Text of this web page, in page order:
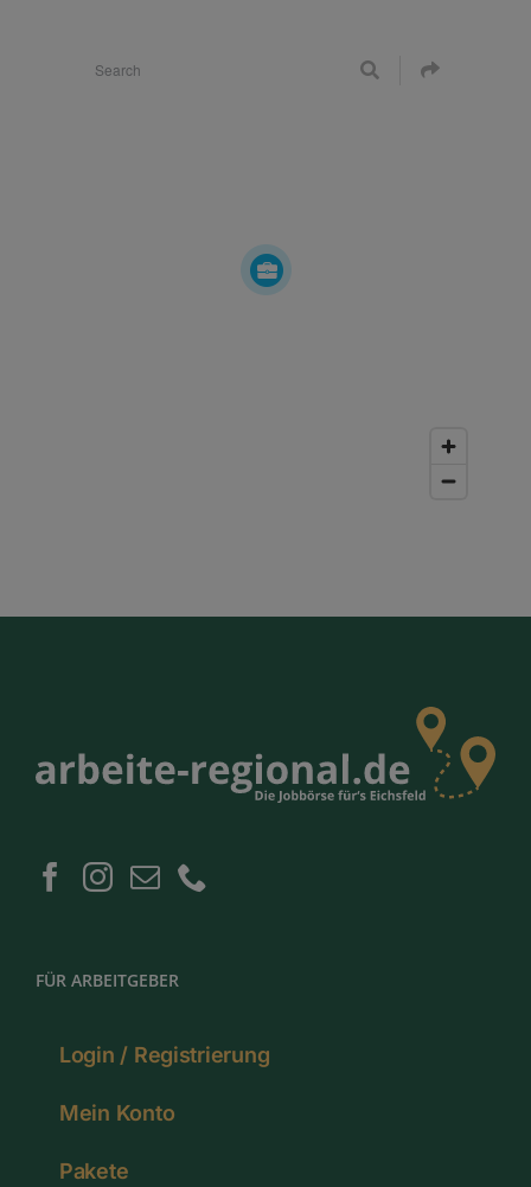
FÜR ARBEITGEBER
Login / Registrierung
Mein Konto
Pakete